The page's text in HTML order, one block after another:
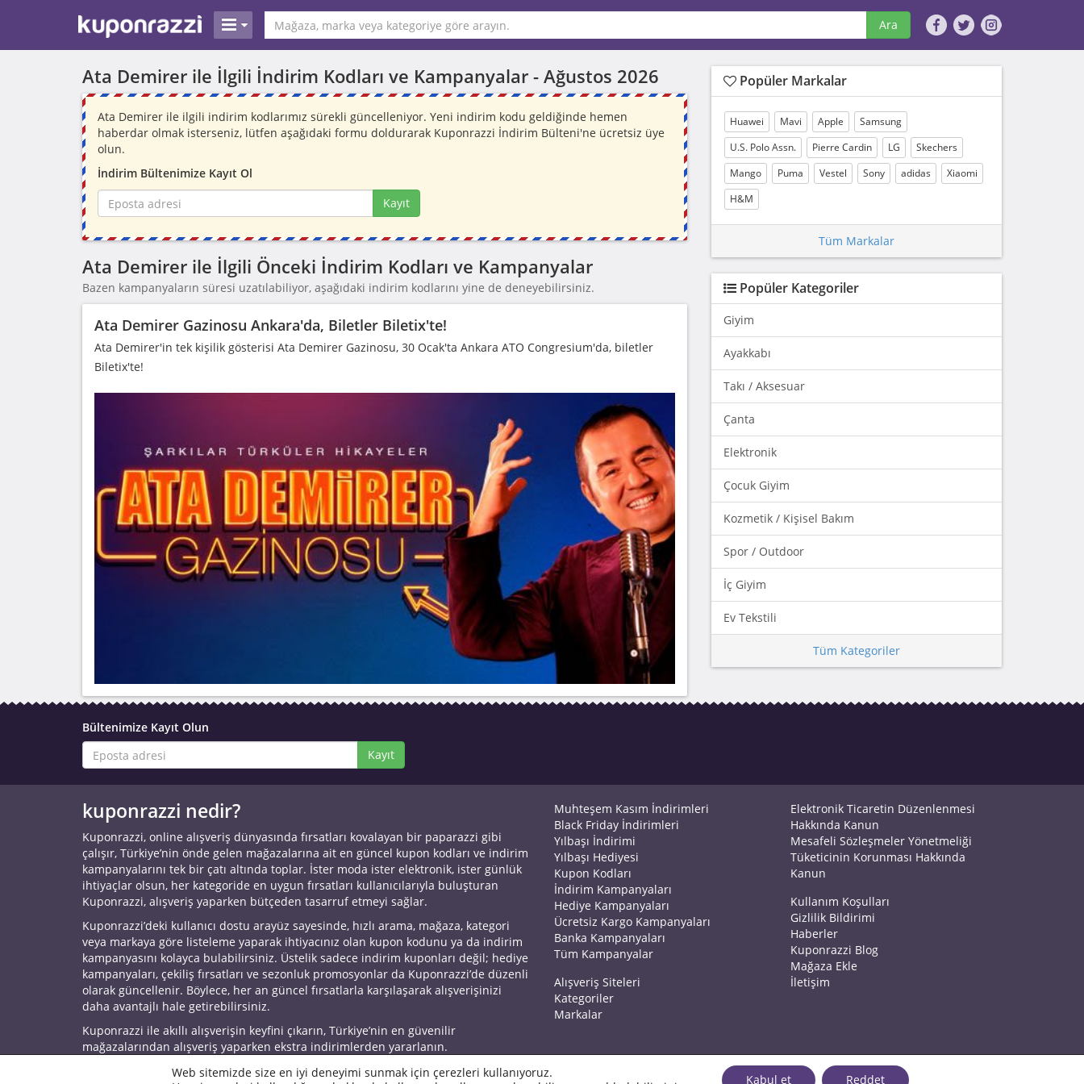
Ara
Ata Demirer ile İlgili İndirim Kodları ve Kampanyalar - Ağustos 2026
Ata Demirer ile ilgili indirim kodlarımız sürekli güncelleniyor. Yeni indirim kodu geldiğinde hemen
haberdar olmak isterseniz, lütfen aşağıdaki formu doldurarak Kuponrazzi İndirim Bülteni'ne ücretsiz üye
olun.
İndirim Bültenimize Kayıt Ol
Kayıt
Ata Demirer ile İlgili Önceki İndirim Kodları ve Kampanyalar
Bazen kampanyaların süresi uzatılabiliyor, aşağıdaki indirim kodlarını yine de deneyebilirsiniz.
Ata Demirer Gazinosu Ankara'da, Biletler Biletix'te!
Ata Demirer'in tek kişilik gösterisi Ata Demirer Gazinosu, 30 Ocak'ta Ankara ATO Congresium'da, biletler
Biletix'te!
Popüler Markalar
Huawei Mavi Apple
Samsung
U.S. Polo Assn.
Pierre Cardin LG
Skechers
Mango
Puma Vestel Sony adidas
Xiaomi
H&M
Tüm Markalar
Popüler Kategoriler
Giyim
Ayakkabı
Takı / Aksesuar
Çanta
Elektronik
Çocuk Giyim
Kozmetik / Kişisel Bakım
Spor / Outdoor
İç Giyim
Ev Tekstili
Tüm Kategoriler
Bültenimize Kayıt Olun
Kayıt
kuponrazzi nedir?
Kuponrazzi, online alışveriş dünyasında fırsatları kovalayan bir paparazzi gibi
çalışır, Türkiye’nin önde gelen mağazalarına ait en güncel kupon kodları ve indirim
kampanyalarını tek bir çatı altında toplar. İster moda ister elektronik, ister günlük
ihtiyaçlar olsun, her kategoride en uygun fırsatları kullanıcılarıyla buluşturan
Kuponrazzi, alışveriş yaparken bütçeden tasarruf etmeyi sağlar.
Kuponrazzi’deki kullanıcı dostu arayüz sayesinde, hızlı arama, mağaza, kategori
veya markaya göre listeleme yaparak ihtiyacınız olan kupon kodunu ya da indirim
kampanyasını kolayca bulabilirsiniz. Üstelik sadece indirim kuponları değil; hediye
kampanyaları, çekiliş fırsatları ve sezonluk promosyonlar da Kuponrazzi’de düzenli
olarak güncellenir. Böylece, her an güncel fırsatlarla karşılaşarak alışverişinizi
daha avantajlı hale getirebilirsiniz.
Kuponrazzi ile akıllı alışverişin keyfini çıkarın, Türkiye’nin en güvenilir
mağazalarından alışveriş yaparken ekstra indirimlerden yararlanın.
Muhteşem Kasım İndirimleri
Black Friday İndirimleri
Yılbaşı İndirimi
Yılbaşı Hediyesi
Kupon Kodları
İndirim Kampanyaları
Hediye Kampanyaları
Ücretsiz Kargo Kampanyaları
Banka Kampanyaları
Tüm Kampanyalar
Alışveriş Siteleri
Kategoriler
Markalar
Elektronik Ticaretin Düzenlenmesi
Hakkında Kanun
Mesafeli Sözleşmeler Yönetmeliği
Tüketicinin Korunması Hakkında
Kanun
Kullanım Koşulları
Gizlilik Bildirimi
Haberler
Kuponrazzi Blog
Mağaza Ekle
İletişim
© 2026 KuponrazziWeb sitemizde size en iyi deneyimi sunmak için çerezleri kullanıyoruz.
Kabul et Reddet